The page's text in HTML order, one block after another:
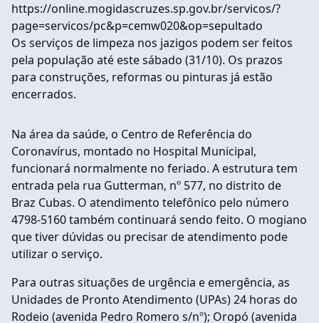
https://online.mogidascruzes.sp.gov.br/servicos/?
page=servicos/pc&p=cemw020&op=sepultado
Os serviços de limpeza nos jazigos podem ser feitos
pela população até este sábado (31/10). Os prazos
para construções, reformas ou pinturas já estão
encerrados.
Na área da saúde, o Centro de Referência do
Coronavírus, montado no Hospital Municipal,
funcionará normalmente no feriado. A estrutura tem
entrada pela rua Gutterman, nº 577, no distrito de
Braz Cubas. O atendimento telefônico pelo número
4798-5160 também continuará sendo feito. O mogiano
que tiver dúvidas ou precisar de atendimento pode
utilizar o serviço.
Para outras situações de urgência e emergência, as
Unidades de Pronto Atendimento (UPAs) 24 horas do
Rodeio (avenida Pedro Romero s/nº); Oropó (avenida